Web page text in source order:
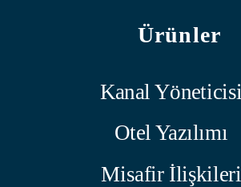
Ürünler
Kanal Yöneticisi
Otel Yazılımı
Misafir İlişkileri